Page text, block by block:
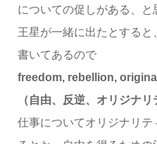
についての促しがある、
王星が一緒に出たとする
書いてあるので
freedom, rebellion,
（自由、反逆、オリジナリ
仕事についてオリジナリ